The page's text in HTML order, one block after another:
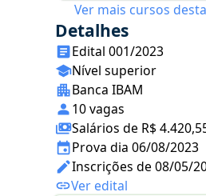
Ver mais cursos
Detalhes
Edital 001/2023
Nível superior
Banca IBAM
10 vagas
Salários de R$
Prova dia 06/08/2023
Inscrições de 08/05/
Ver edital